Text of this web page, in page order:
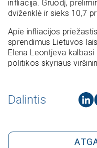
infliacija. Gruodį,
dviženklė ir sieks 10,7
Apie infliacijos
sprendimus Lietuvos
Elena Leontjeva
politikos skyriaus
Dalintis